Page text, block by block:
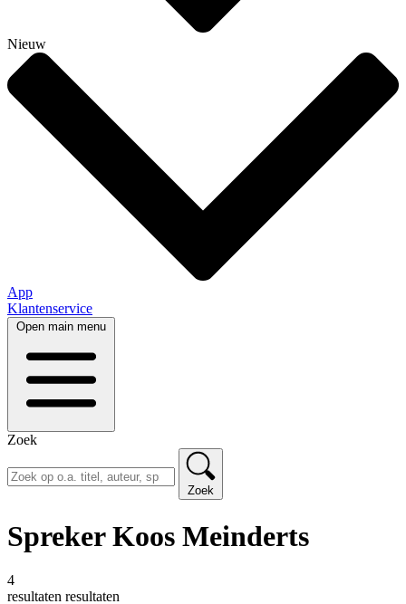
Nieuw
App
Klantenservice
Open main menu
Zoek
Zoek
Spreker Koos Meinderts
4
resultaten resultaten